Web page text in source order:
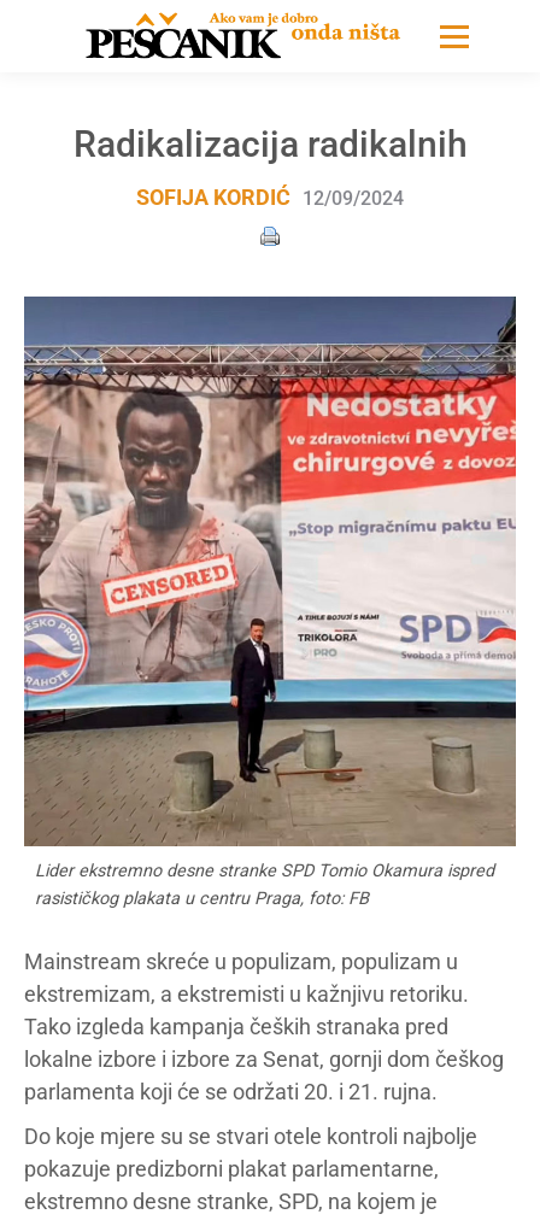
Radikalizacija radikalnih
SOFIJA KORDIĆ 12/09/2024
Lider ekstremno desne stranke SPD Tomio Okamura ispred
rasističkog plakata u centru Praga, foto: FB
Mainstream skreće u populizam, populizam u
ekstremizam, a ekstremisti u kažnjivu retoriku.
Tako izgleda kampanja čeških stranaka pred
lokalne izbore i izbore za Senat, gornji dom češkog
parlamenta koji će se održati 20. i 21. rujna.
Do koje mjere su se stvari otele kontroli najbolje
pokazuje predizborni plakat parlamentarne,
ekstremno desne stranke, SPD, na kojem je